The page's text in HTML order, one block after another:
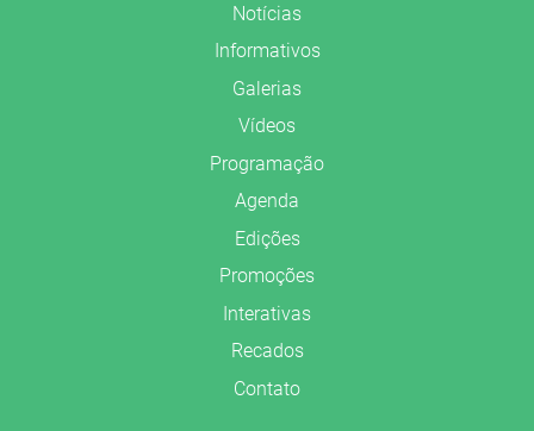
Notícias
Informativos
Galerias
Vídeos
Programação
Agenda
Edições
Promoções
Interativas
Recados
Contato